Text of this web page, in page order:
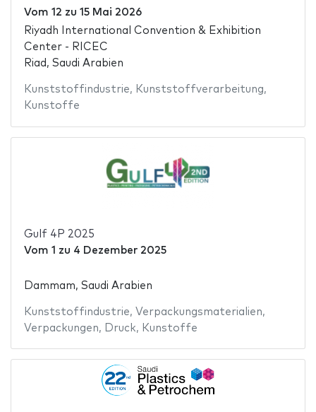
Vom 12 zu 15 Mai 2026
Riyadh International Convention & Exhibition
Center - RICEC
Riad, Saudi Arabien
Kunststoffindustrie, Kunststoffverarbeitung,
Kunstoffe
Gulf 4P 2025
Vom 1 zu 4 Dezember 2025
Dammam, Saudi Arabien
Kunststoffindustrie, Verpackungsmaterialien,
Verpackungen, Druck, Kunstoffe